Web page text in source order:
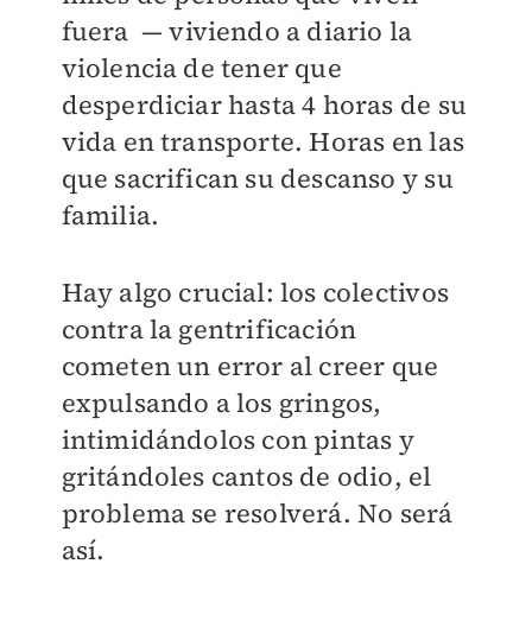
fuera — viviendo a diario la
violencia de tener que
desperdiciar hasta 4 horas de su
vida en transporte. Horas en las
que sacrifican su descanso y su
familia.
Hay algo crucial: los colectivos
contra la gentrificación
cometen un error al creer que
expulsando a los gringos,
intimidándolos con pintas y
gritándoles cantos de odio, el
problema se resolverá. No será
así.